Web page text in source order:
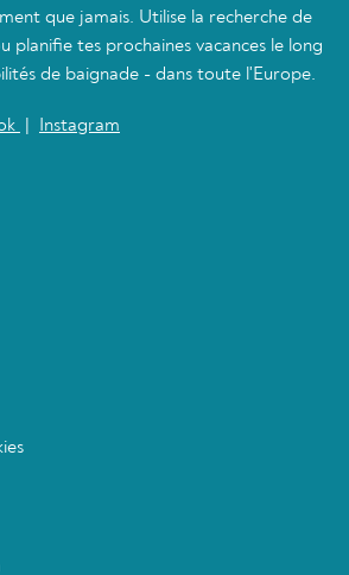
que jamais. Utilise la recherche de
planifie tes prochaines vacances le long
de baignade - dans toute l'Europe.
Instagram